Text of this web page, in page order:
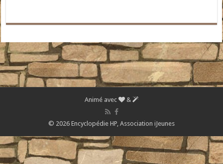
Animé avec &
© 2026 Encyclopédie HP, Association iJeunes